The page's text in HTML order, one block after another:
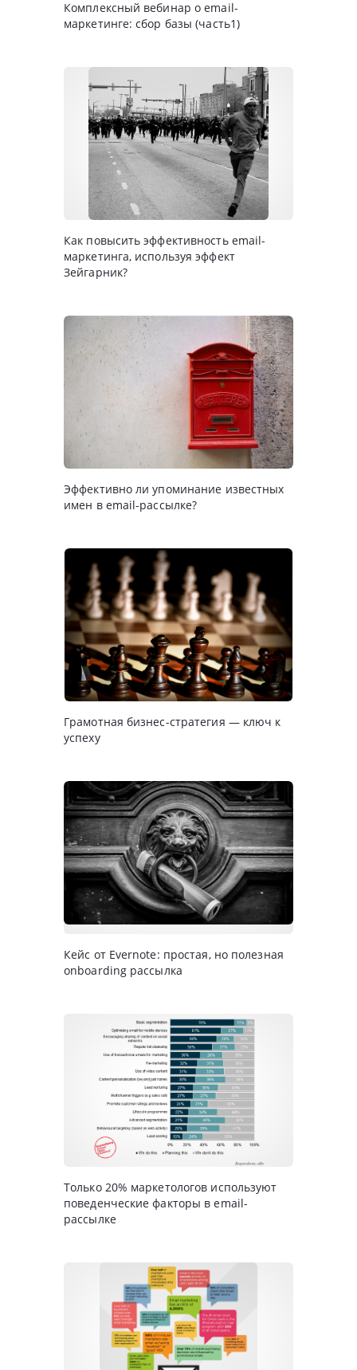
Комплексный вебинар о email-
маркетинге: сбор базы (часть1)
Как повысить эффективность email-
маркетинга, используя эффект
Зейгарник?
Эффективно ли упоминание известных
имен в email-рассылке?
Грамотная бизнес-стратегия — ключ к
успеху
Кейс от Evernote: простая, но полезная
onboarding рассылка
Только 20% маркетологов используют
поведенческие факторы в email-
рассылке